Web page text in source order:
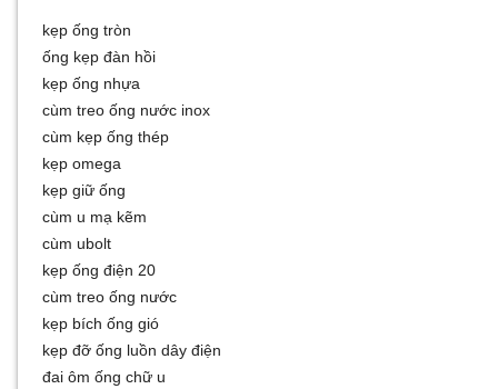
kẹp ống tròn
ống kẹp đàn hồi
kẹp ống nhựa
cùm treo ống nước inox
cùm kẹp ống thép
kẹp omega
kẹp giữ ống
cùm u mạ kẽm
cùm ubolt
kẹp ống điện 20
cùm treo ống nước
kẹp bích ống gió
kẹp đỡ ống luồn dây điện
đai ôm ống chữ u